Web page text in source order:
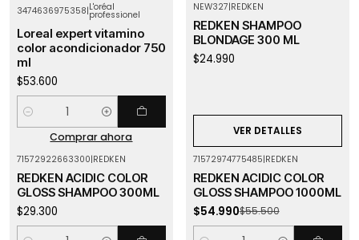
3474636975358|L'oréal
professionel
Loreal expert vitamino
color acondicionador 750
ml
$53.600
Cantidad
Comprar ahora
NEW327|REDKEN
REDKEN SHAMPOO
BLONDAGE 300 ML
$24.990
VER DETALLES
71572922663300|REDKEN
REDKEN ACIDIC COLOR
GLOSS SHAMPOO 300ML
$29.300
71572974775485|REDKEN
REDKEN ACIDIC COLOR
GLOSS SHAMPOO 1000ML
$54.990$55.500